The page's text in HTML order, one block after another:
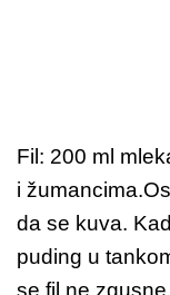
Fil: 200 ml
i
da se kuva.
puding u
se fil ne